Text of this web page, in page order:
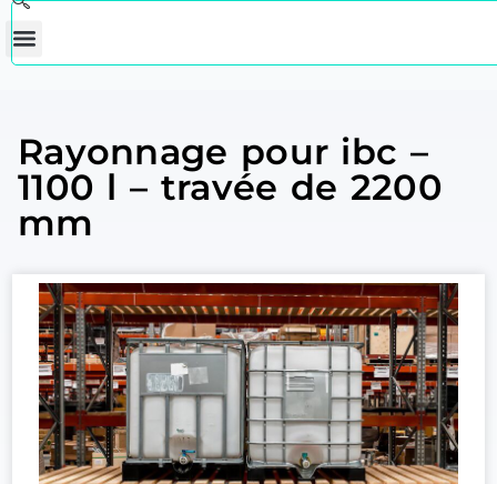
Rayonnage pour ibc –
1100 l – travée de 2200
mm